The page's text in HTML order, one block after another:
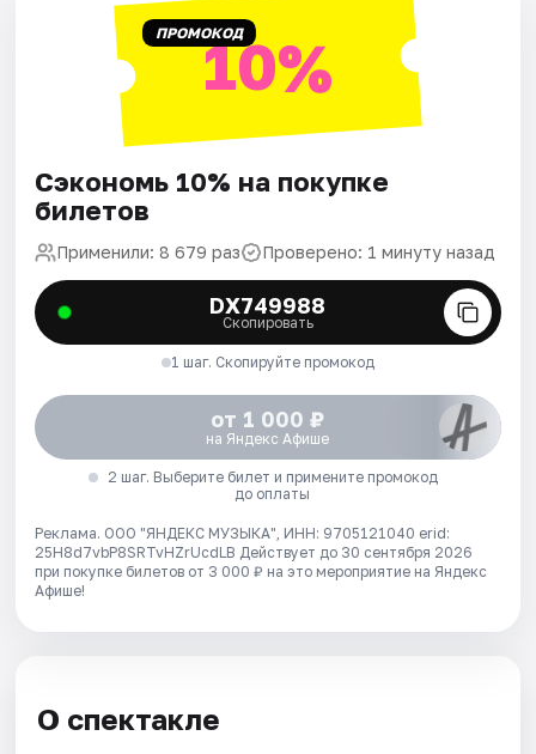
ПРОМОКОД10%
Сэкономь 10% на покупке
билетов
Применили: 8 679 раз Проверено: 1 минуту назад
DX749988
Скопировать
1 шаг. Скопируйте промокод
от 1 000 ₽
на Яндекс Афише
2 шаг. Выберите билет и примените промокод
до оплаты
Реклама. ООО "ЯНДЕКС МУЗЫКА", ИНН: 9705121040 erid:
25H8d7vbP8SRTvHZrUcdLB Действует до 30 сентября 2026
при покупке билетов от 3 000 ₽ на это мероприятие на Яндекс
Афише!
О спектакле